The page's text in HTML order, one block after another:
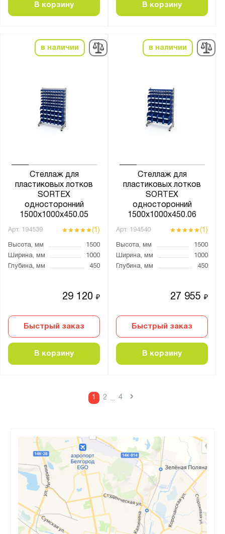
В корзину В корзину
в наличии
Стеллаж для
пластиковых лотков
SORTEX
односторонний
1500x1000x450.05
Арт. 194539 (1)
Высота, мм
1500
Ширина, мм
1000
Глубина, мм
450
29 120₽
Быстрый заказ
В корзину
в наличии
Стеллаж для
пластиковых лотков
SORTEX
односторонний
1500x1000x450.06
Арт. 194540 (1)
Высота, мм
1500
Ширина, мм
1000
Глубина, мм
450
27 955₽
Быстрый заказ
В корзину
1 2 ... 4 ›